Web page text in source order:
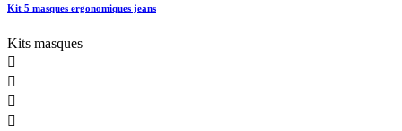
Kit 5 masques ergonomiques jeans
Kits masques



